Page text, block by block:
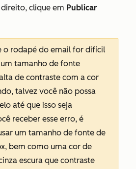
clique em Publicar
o rodapé do email for difícil
tamanho de fonte
de contraste com a cor
talvez você não possa
até que isso seja
receber esse erro, é
um tamanho de fonte de
bem como uma cor de
escura que contraste